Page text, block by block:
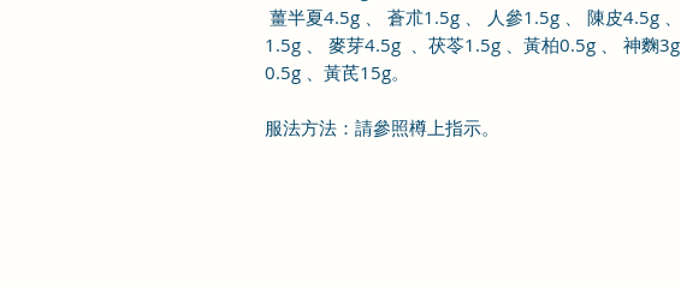
薑半夏4.5g 、 蒼朮1.5g 、 人參1.5g 、 陳皮4.5g 、
1.5g 、 麥芽4.5g 、茯苓1.5g 、 黃柏0.5g 、 神麴3g
0.5g 、黃芪15g。
服法方法： 請參照樽上指示。